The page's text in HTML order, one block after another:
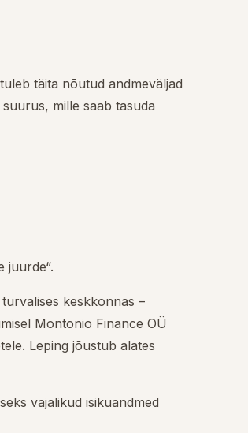
täita nõutud andmeväljad
mille saab tasuda
juurde“.
keskkonnas –
Montonio Finance OÜ
Leping jõustub alates
vajalikud isikuandmed